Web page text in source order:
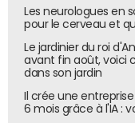
Les neurologues en
pour le cerveau et
Le jardinier du roi
avant fin août, voici
dans son jardin
Il crée une
6 mois grâce à l'IA :